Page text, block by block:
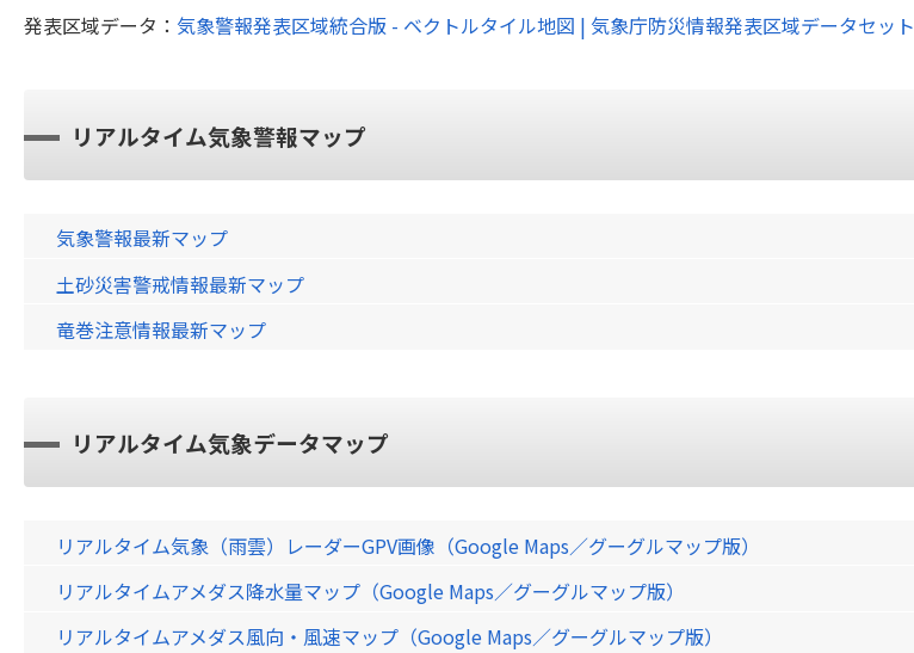
発表区域データ： 気象警報発表区域統合版 - ベクトルタイル地図 | 気象庁防災情報発表区域データセット
リアルタイム気象警報マップ
気象警報最新マップ
土砂災害警戒情報最新マップ
竜巻注意情報最新マップ
リアルタイム気象データマップ
リアルタイム気象（雨雲）レーダーGPV画像（Google Maps／グーグルマップ版）
リアルタイムアメダス降水量マップ（Google Maps／グーグルマップ版）
リアルタイムアメダス風向・風速マップ（Google Maps／グーグルマップ版）